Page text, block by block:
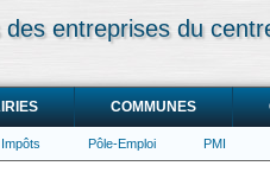
entreprises du
COMMUNES
Impôts Pôle-Emploi PMI